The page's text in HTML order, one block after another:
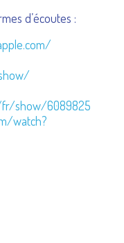
d’écoutes :
fr/show/6089825
watch?